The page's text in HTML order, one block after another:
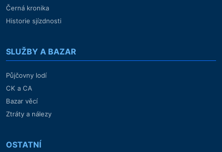
Černá kronika
Historie sjízdnosti
SLUŽBY A BAZAR
Půjčovny lodí
CK a CA
Bazar věcí
Ztráty a nálezy
OSTATNÍ